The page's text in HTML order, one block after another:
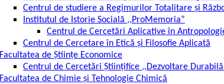
Centrul de studiere a Regimurilor Totalitare și
Institutul de Istorie Socială ,,ProMemoria”
Centrul de Cercetări Aplicative în
Centrul de Cercetare în Etică și Filosofie Aplicată
Facultatea de Științe Economice
Centrul de Cercetări Științifice ,,Dezvoltare
Facultatea de Chimie și Tehnologie Chimică